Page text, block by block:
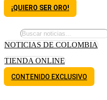
¡QUIERO SER ORO!
NOTICIAS DE COLOMBIA
TIENDA ONLINE
CONTENIDO EXCLUSIVO